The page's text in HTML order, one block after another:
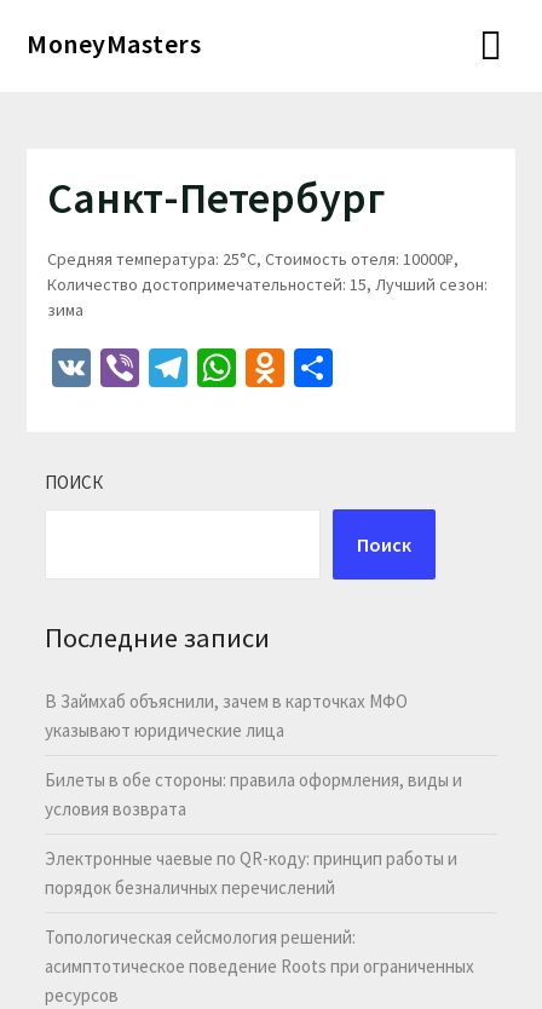
MoneyMasters
Санкт-Петербург
Средняя температура: 25°C, Стоимость отеля: 10000₽,
Количество достопримечательностей: 15, Лучший сезон:
зима
VKViberTelegram
WhatsApp
Odnoklassniki
Отправить
ПОИСК
Поиск
Последние записи
В Займхаб объяснили, зачем в карточках МФО
указывают юридические лица
Билеты в обе стороны: правила оформления, виды и
условия возврата
Электронные чаевые по QR-коду: принцип работы и
порядок безналичных перечислений
Топологическая сейсмология решений:
асимптотическое поведение Roots при ограниченных
ресурсов